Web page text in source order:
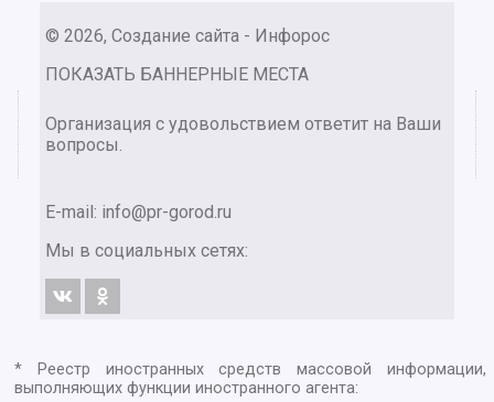
© 2026, Создание сайта - Инфорос
ПОКАЗАТЬ БАННЕРНЫЕ МЕСТА
Организация с удовольствием ответит на Ваши
вопросы.
E-mail: info@pr-gorod.ru
Мы в социальных сетях:
* Реестр иностранных средств массовой информации,
выполняющих функции иностранного агента: